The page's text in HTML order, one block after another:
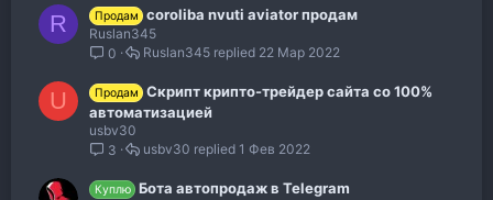
R Продам coroliba nvuti aviator продам
Ruslan345
0
22 Мар 2022
Ruslan345
U Продам
Скрипт крипто-трейдер сайта со 100%
автоматизацией
usbv30
3
1 Фев 2022
usbv30
Куплю Бота автопродаж в Telegram